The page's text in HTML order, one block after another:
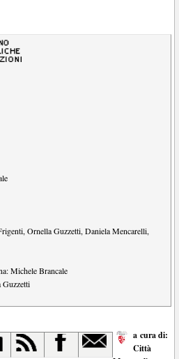
,Ornella Guzzetti,Daniela Mencarelli,
Michele Brancale
Guzzetti
a cura di:
Città